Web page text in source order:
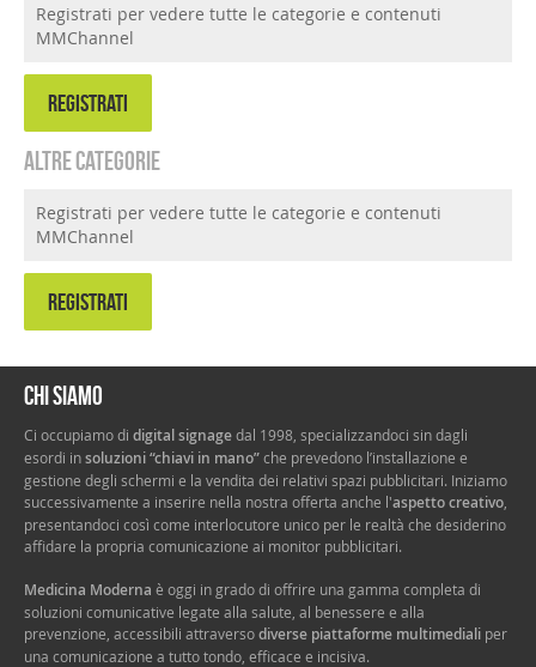
Registrati per vedere tutte le categorie e contenuti
MMChannel
REGISTRATI
Altre categorie
Registrati per vedere tutte le categorie e contenuti
MMChannel
REGISTRATI
Chi siamo
Ci occupiamo di digital signagedal 1998, specializzandoci sin dagli
esordi insoluzioni “chiavi in mano”che prevedono l’installazione e
gestione degli schermi e la vendita dei relativi spazi pubblicitari. Iniziamo
successivamente a inserire nella nostra offerta anche l'aspetto creativo
presentandoci così come interlocutore unico per le realtà che desiderino
affidare la propria comunicazione ai monitor pubblicitari.
Medicina Moderna è oggi in grado di offrire una gamma completa di
soluzioni comunicative legate alla salute, al benessere e alla
prevenzione, accessibili attraversodiverse piattaforme multimediali per
una comunicazione a tutto tondo, efficace e incisiva.